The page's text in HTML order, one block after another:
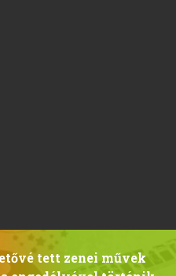
tett zenei művek